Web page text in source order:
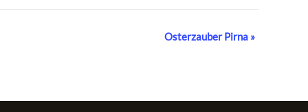
Osterzauber Pirna »